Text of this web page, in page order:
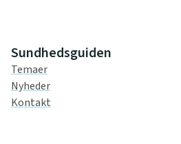
Sundhedsguiden
Temaer
Nyheder
Kontakt